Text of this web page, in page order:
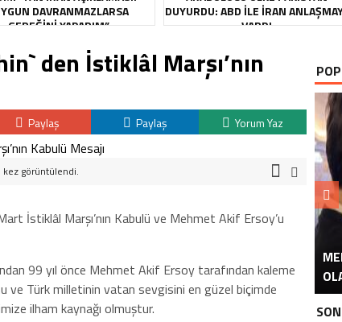
DAVRANMAZLARSA
GEREĞINI YAPARIM”
DUYURDU: ABD ILE İRAN
VARDI
den İstiklâl Marşı’nın
Paylaş Paylaş Yorum Yaz
kez görüntülendi.
İstiklâl Marşı’nın Kabulü ve Mehmet Akif Ersoy’u
99 yıl önce Mehmet Akif Ersoy tarafından kaleme
ve Türk milletinin vatan sevgisini en güzel biçimde
ilham kaynağı olmuştur.